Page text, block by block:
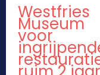
Westfries
Museum
voor